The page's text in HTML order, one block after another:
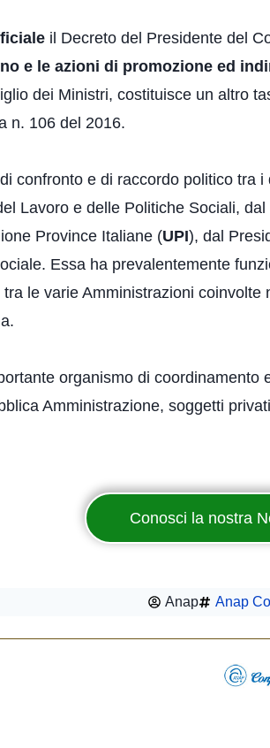
il Decreto del Presidente del
e le azioni di promozione ed
dei Ministri, costituisce un altro
n. 106 del 2016.
confronto e di raccordo politico tra
Lavoro e delle Politiche Sociali,
Province Italiane (UPI), dal
Essa ha prevalentemente
le varie Amministrazioni
organismo di
Amministrazione, soggetti
Conosci la nostra
Anap Anap